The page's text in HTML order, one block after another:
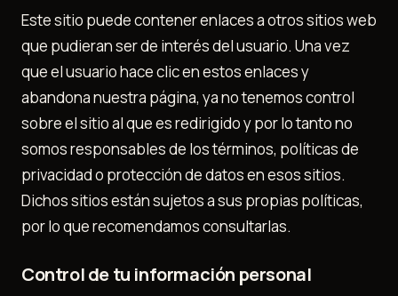
Este sitio puede contener enlaces a otros sitios web
que pudieran ser de interés del usuario. Una vez
que el usuario hace clic en estos enlaces y
abandona nuestra página, ya no tenemos control
sobre el sitio al que es redirigido y por lo tanto no
somos responsables de los términos, políticas de
privacidad o protección de datos en esos sitios.
Dichos sitios están sujetos a sus propias políticas,
por lo que recomendamos consultarlas.
Control de tu información personal